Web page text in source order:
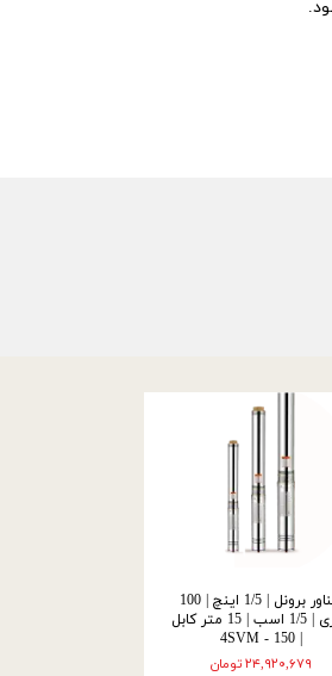
شناور برونل | 1/5 اینچ | 100
متری | 1/5 اسب | 15 متر کابل
| 4SVM - 150
۲۴,۹۲۰,۶۷۹ تومان